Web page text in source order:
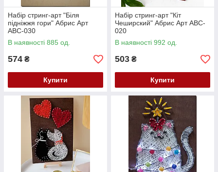
Набір стринг-арт "Біля
підніжжя гори" Абрис Арт
ABC-030
В наявності 885 од.
574 ₴
Купити
Набір стринг-арт "Кіт
Чеширский" Абрис Арт ABC-
020
В наявності 992 од.
503 ₴
Купити